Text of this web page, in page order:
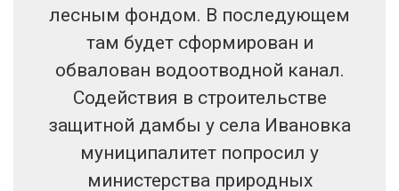
лесным фондом. В последующем
там будет сформирован и
обвалован водоотводной канал.
Содействия в строительстве
защитной дамбы у села Ивановка
муниципалитет попросил у
министерства природных